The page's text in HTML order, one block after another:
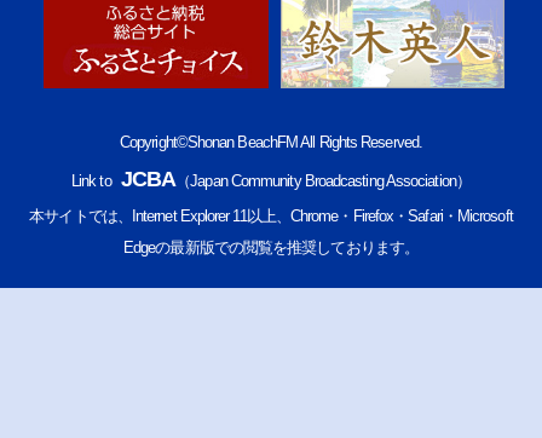
Copyright©Shonan BeachFM All Rights Reserved.
Link to JCBA（Japan Community Broadcasting Association）
本サイトでは、Internet Explorer 11以上、Chrome・Firefox・Safari・Microsoft
Edgeの最新版での閲覧を推奨しております。